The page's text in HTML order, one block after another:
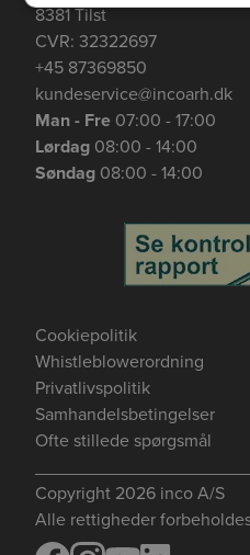
8381 Tilst
CVR: 32322697
+45 87369850
kundeservice@incoarh.dk
Man - Fre 07:00 - 17:00
Lørdag 08:00 - 14:00
Søndag 08:00 - 14:00
Cookiepolitik
Whistleblowerordning
Privatlivspolitik
Samhandelsbetingelser
Ofte stillede spørgsmål
Copyright 2026 inco A/S
Alle rettigheder